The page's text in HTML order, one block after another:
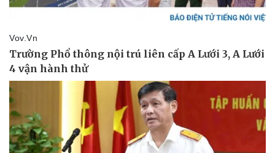
Doanh nghiệp
Thông tin doanh nghiệp
Doanh nghiệp 24h
Công nghệ
Sành điệu
Tin Công nghệ